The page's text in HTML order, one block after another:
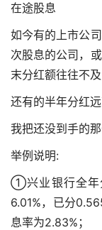
在途股息
如今有的上市公
次股息的公司，
末分红额往往不
还有的半年分红
我把还没到手的那
举例说明:
①兴业银行全年
6.01%，已分
息率为2.83%；